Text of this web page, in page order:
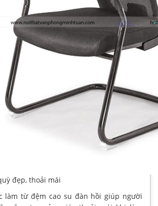
đẹp, thoải mái
làm từ đệm cao su đàn hồi giúp người